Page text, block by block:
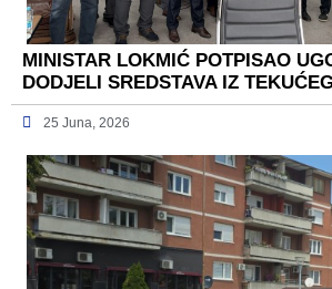
MINISTAR LOKMIĆ POTPISAO
DODJELI SREDSTAVA IZ
25 Juna, 2026